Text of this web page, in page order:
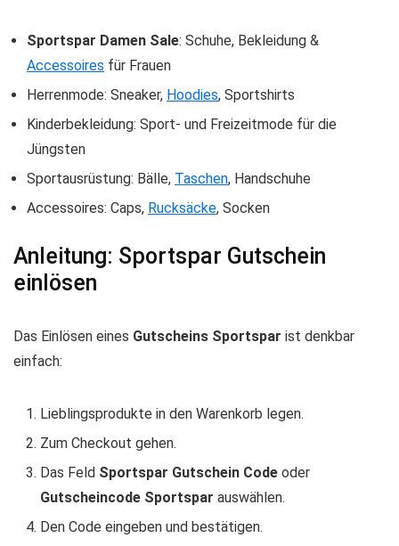
Sportspar Damen Sale: Schuhe, Bekleidung &
Accessoires für Frauen
Herrenmode: Sneaker, Hoodies, Sportshirts
Kinderbekleidung: Sport- und Freizeitmode für die
Jüngsten
Sportausrüstung: Bälle, Taschen, Handschuhe
Accessoires: Caps, Rucksäcke, Socken
Anleitung: Sportspar Gutschein
einlösen
Das Einlösen eines Gutscheins Sportspar ist denkbar
einfach:
Lieblingsprodukte in den Warenkorb legen.
Zum Checkout gehen.
Das Feld Sportspar Gutschein Code oder
Gutscheincode Sportspar auswählen.
Den Code eingeben und bestätigen.